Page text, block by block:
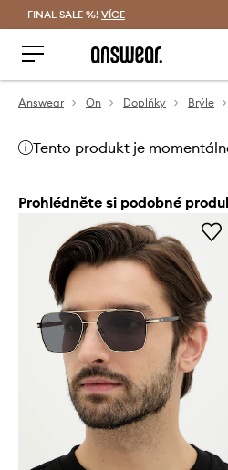
FINAL SALE %! VÍCE
Answear On Doplňky Brýle
Tento produkt je
Prohlédněte si podobné